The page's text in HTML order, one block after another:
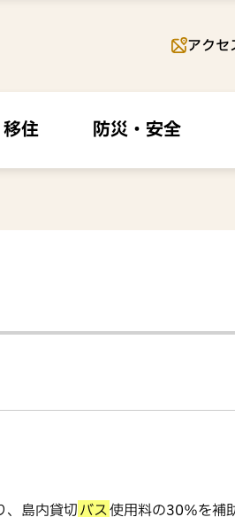
アクセ
移住 防災・安全
、島内貸切バス使用料の30％を補